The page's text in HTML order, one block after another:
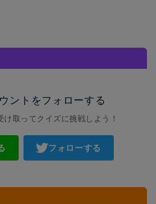
ントをフォローする
け取ってクイズに挑戦しよう！
フォローする